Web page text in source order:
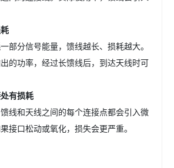
部分信号能量，馈线越长、损耗越大。
的功率，经过长馈线后，到达天线时可
有损耗
线和天线之间的每个连接点都会引入微
接口松动或氧化，损失会更严重。